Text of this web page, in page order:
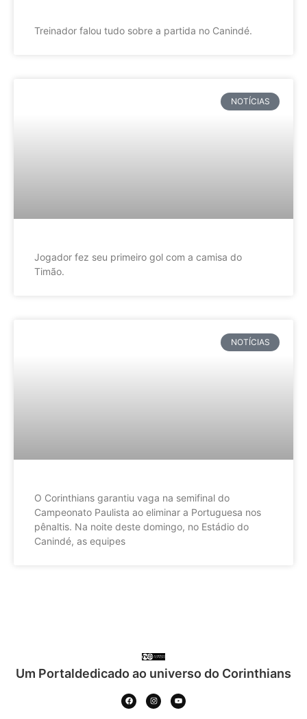
Treinador falou tudo sobre a partida no Canindé.
NOTÍCIAS
Jogador fez seu primeiro gol com a camisa do
Timão.
NOTÍCIAS
O Corinthians garantiu vaga na semifinal do
Campeonato Paulista ao eliminar a Portuguesa nos
pênaltis. Na noite deste domingo, no Estádio do
Canindé, as equipes
Um Portaldedicado ao universo do Corinthians